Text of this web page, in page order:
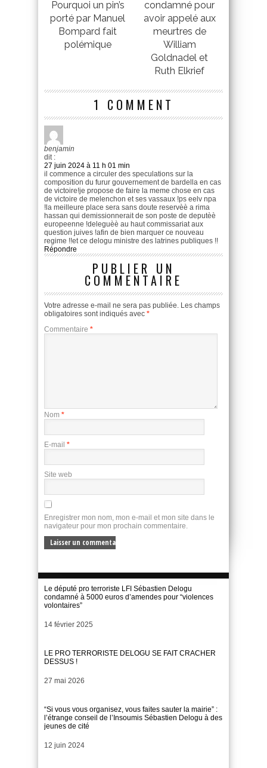
Pourquoi un pin’s
porté par Manuel
Bompard fait
polémique
condamné pour
avoir appelé aux
meurtres de
William
Goldnadel et
Ruth Elkrief
1 COMMENT
benjamin
dit :
27 juin 2024 à 11 h 01 min
il commence a circuler des speculations sur la
composition du furur gouvernement de bardella en cas
de victoire!je propose de faire la meme chose en cas
de victoire de melenchon et ses vassaux !ps eelv npa
!la meilleure place sera sans doute reservèè a rima
hassan qui demissionnerait de son poste de deputèè
europeenne !deleguèè au haut commissariat aux
question juives !afin de bien marquer ce nouveau
regime !!et ce delogu ministre des latrines publiques !!
Répondre
PUBLIER UN
COMMENTAIRE
Votre adresse e-mail ne sera pas publiée. Les champs
obligatoires sont indiqués avec *
Commentaire *
Nom *
E-mail *
Site web
Enregistrer mon nom, mon e-mail et mon site dans le
navigateur pour mon prochain commentaire.
Le député pro terroriste LFI Sébastien Delogu
condamné à 5000 euros d’amendes pour “violences
volontaires”
Date
14 février 2025
LE PRO TERRORISTE DELOGU SE FAIT CRACHER
DESSUS !
Date
27 mai 2026
“Si vous vous organisez, vous faites sauter la mairie” :
l’étrange conseil de l’Insoumis Sébastien Delogu à des
jeunes de cité
Date
12 juin 2024